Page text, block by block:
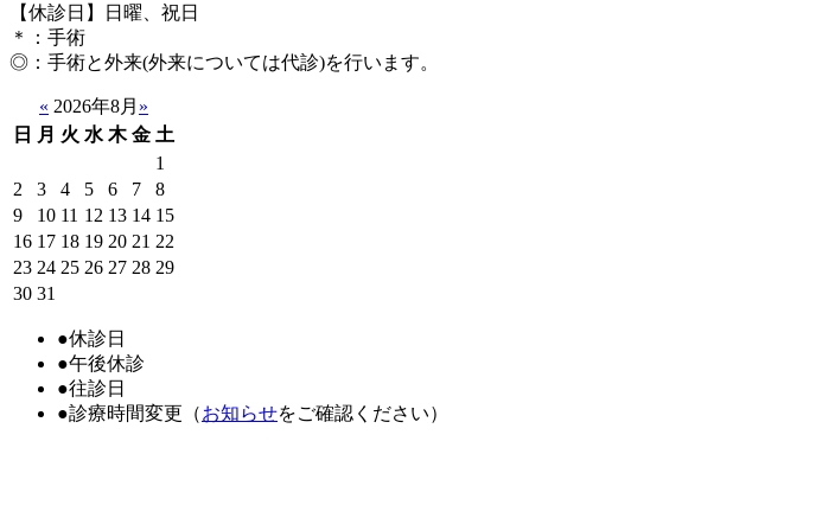
【休診日】日曜、祝日
＊
：手術
◎ ：手術と外来(外来については代診)を行います。
« 2026年8月 »
日
月 火 水 木 金 土
1
2
3 4 5 6 7
8
9
10 11 12 13 14 15
16 17 18 19 20 21 22
23 24 25 26 27 28 29
30 31
●休診日
●午後休診
●往診日
●診療時間変更（お知らせをご確認ください）